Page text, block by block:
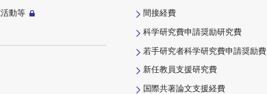
動等
間接経費
科学研究費申請奨励研究費
若手研究者科学研究費申請奨励費
新任教員支援研究費
国際共著論文支援経費